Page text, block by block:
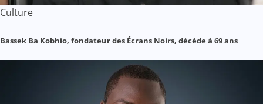
Culture
Bassek Ba Kobhio, fondateur des Écrans Noirs, décède à 69 ans